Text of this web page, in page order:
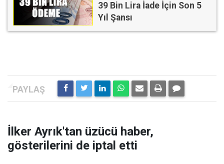
39 Bin Lira İade İçin Son 5
Yıl Şansı
İlker Ayrık'tan üzücü haber,
gösterilerini de iptal etti